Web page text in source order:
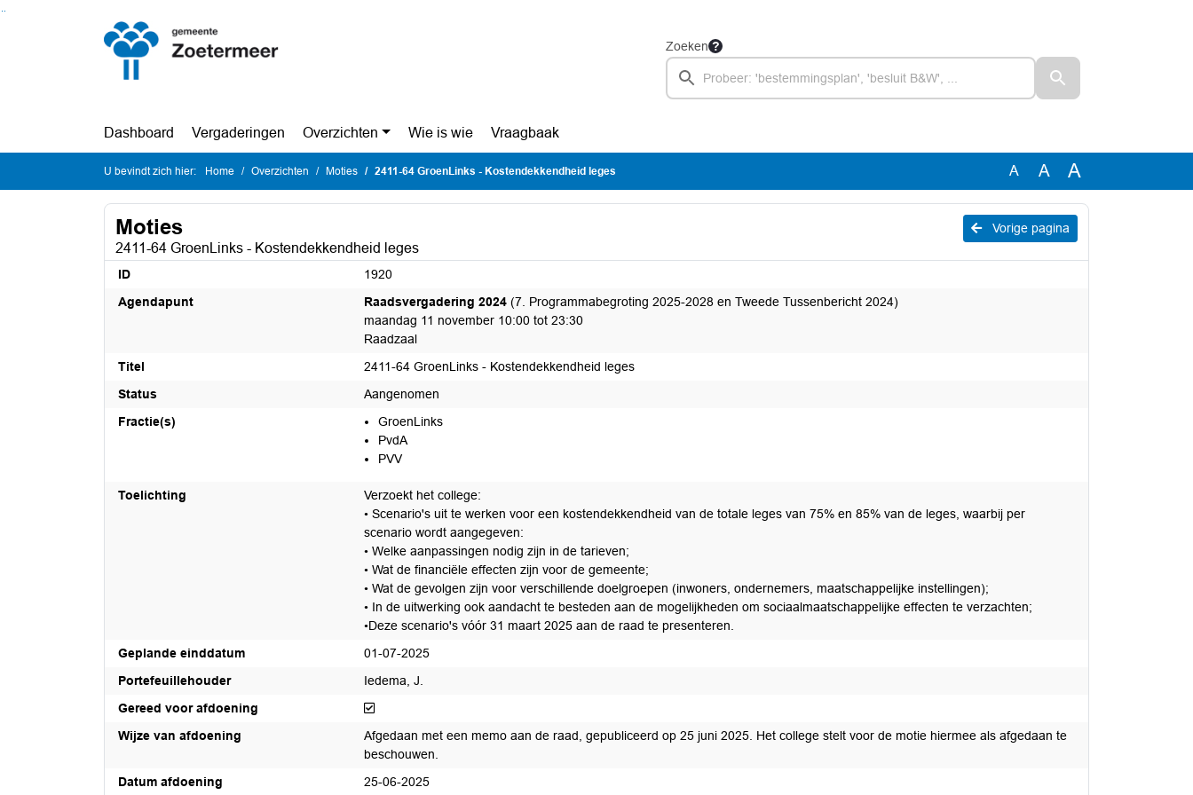
Ga naar de inhoud van deze pagina
Ga naar het zoeken
Ga naar het menu
Zoeken
Dashboard Vergaderingen Overzichten Wie is wie Vraagbaak
U bevindt zich hier: Home Overzichten Moties 2411-64 GroenLinks - Kostendekkendheid leges A A A
Vorige pagina
Moties
2411-64 GroenLinks - Kostendekkendheid leges
ID
1920
Agendapunt
Raadsvergadering 2024 (7. Programmabegroting 2025-2028 en Tweede Tussenbericht 2024)
maandag 11 november 10:00 tot 23:30
Raadzaal
Titel
2411-64 GroenLinks - Kostendekkendheid leges
Status
Aangenomen
Fractie(s)
GroenLinks
PvdA
PVV
Toelichting
Verzoekt het college:
• Scenario's uit te werken voor een kostendekkendheid van de totale leges van 75% en 85% van de leges, waarbij per
scenario wordt aangegeven:
• Welke aanpassingen nodig zijn in de tarieven;
• Wat de financiële effecten zijn voor de gemeente;
• Wat de gevolgen zijn voor verschillende doelgroepen (inwoners, ondernemers, maatschappelijke instellingen);
• In de uitwerking ook aandacht te besteden aan de mogelijkheden om sociaalmaatschappelijke effecten te verzachten;
•Deze scenario's vóór 31 maart 2025 aan de raad te presenteren.
Geplande einddatum
01-07-2025
Portefeuillehouder
Iedema, J.
Gereed voor afdoening
Gereed voor afdoening
Wijze van afdoening
Afgedaan met een memo aan de raad, gepubliceerd op 25 juni 2025. Het college stelt voor de motie hiermee als afgedaan te
beschouwen.
Datum afdoening
25-06-2025